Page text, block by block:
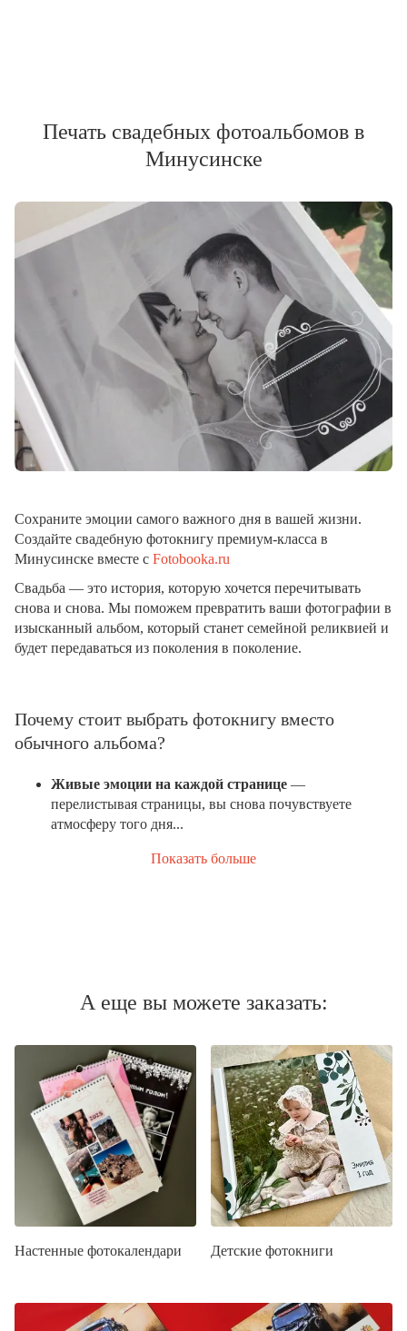
Печать свадебных фотоальбомов в
Минусинске
Сохраните эмоции самого важного дня в вашей жизни.
Создайте свадебную фотокнигу премиум-класса в
Минусинске вместе с Fotobooka.ru
Свадьба — это история, которую хочется перечитывать
снова и снова. Мы поможем превратить ваши фотографии в
изысканный альбом, который станет семейной реликвией и
будет передаваться из поколения в поколение.
Почему стоит выбрать фотокнигу вместо
обычного альбома?
Живые эмоции на каждой странице —
перелистывая страницы, вы снова почувствуете
атмосферу того дня...
Показать больше
А еще вы можете заказать:
Настенные фотокалендари Детские фотокниги